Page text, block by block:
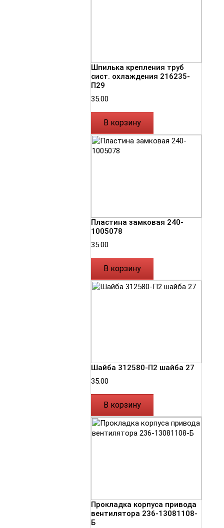
Шпилька крепления труб
сист. охлаждения 216235-
П29
35.00
В корзину
Пластина замковая 240-
1005078
35.00
В корзину
Шайба 312580-П2 шайба 27
35.00
В корзину
Прокладка корпуса привода
вентилятора 236-13081108-
Б